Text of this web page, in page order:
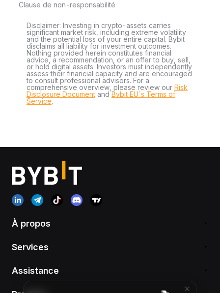
Clause de non-responsabilité
Disclaimer: Investing in crypto-assets carries
significant market risk, including extreme volatility
and the potential loss of your entire capital. Bybit
disclaims all liability for investment outcomes.
Nothing provided herein constitutes financial
advice, a recommendation, or an offer to buy, sell,
or hold digital assets. Investors must independently
assess their financial capacity and are encouraged
to consult professional advisors. For a
comprehensive overview, please review our Risk
Disclosure Document andBybit EU´s Terms of
Service.
À propos
Services
Assistance